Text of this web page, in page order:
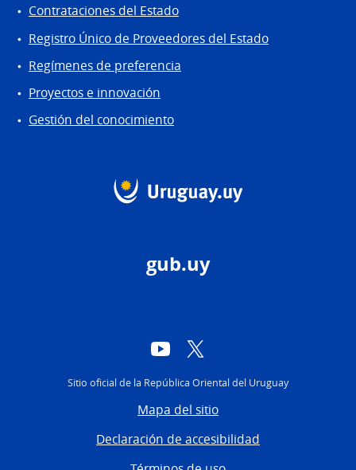
Contrataciones del Estado
Registro Único de Proveedores del Estado
Regímenes de preferencia
Proyectos e innovación
Gestión del conocimiento
gub.uy
YouTube
Sitio oficial de la República Oriental del Uruguay
Mapa del sitio
Declaración de accesibilidad